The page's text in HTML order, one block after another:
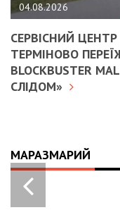
04.08.2026
СЕРВІСНИЙ
ТЕРМІНОВО
BLOCKBUSTER
СЛІДОМ»
МАРАЗМАРИЙ